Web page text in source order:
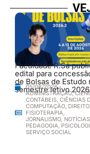
Faculdade R.Sá
edital para
de Bolsas de Estudo
semestre letivo
05/08/2026
ADMINISTRAÇÃO,
CONTÁBEIS, CIÊNCIAS
COMPUTAÇÃO, DIREITO
FISIOTERAPIA,
JORNALISMO, NOTÍCIAS
PEDAGOGIA,
SERVIÇO SOCIAL